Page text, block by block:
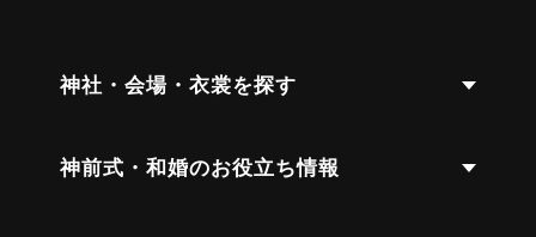
神社・会場・衣裳を探す
神前式・和婚のお役立ち情報